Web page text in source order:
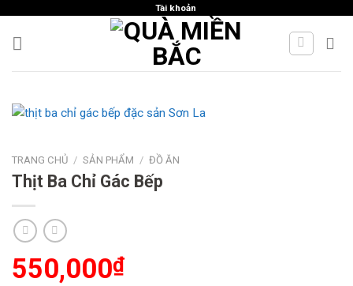
content
Tài khoản
TRANG CHỦ / SẢN PHẨM / ĐỒ ĂN
Thịt Ba Chỉ Gác Bếp
550,000₫